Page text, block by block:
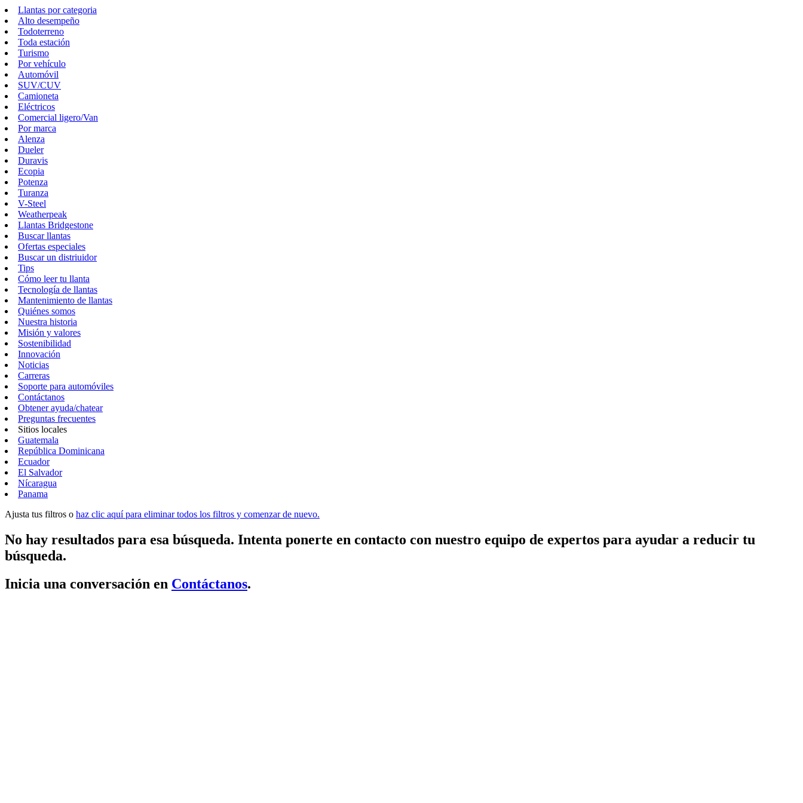
Llantas por categoria
Alto desempeño
Todoterreno
Toda estación
Turismo
Por vehículo
Automóvil
SUV/CUV
Camioneta
Eléctricos
Comercial ligero/Van
Por marca
Alenza
Dueler
Duravis
Ecopia
Potenza
Turanza
V-Steel
Weatherpeak
Llantas Bridgestone
Buscar llantas
Ofertas especiales
Buscar un distriuidor
Tips
Cómo leer tu llanta
Tecnología de llantas
Mantenimiento de llantas
Quiénes somos
Nuestra historia
Misión y valores
Sostenibilidad
Innovación
Noticias
Carreras
Soporte para automóviles
Contáctanos
Obtener ayuda/chatear
Preguntas frecuentes
Sitios locales
Guatemala
República Dominicana
Ecuador
El Salvador
Nícaragua
Panama
Ajusta tus filtros o haz clic aquí para eliminar todos los filtros y comenzar de nuevo.
No hay resultados para esa búsqueda. Intenta ponerte en contacto con nuestro equipo de expertos para ayudar a reducir tu
búsqueda.
Inicia una conversación en Contáctanos.